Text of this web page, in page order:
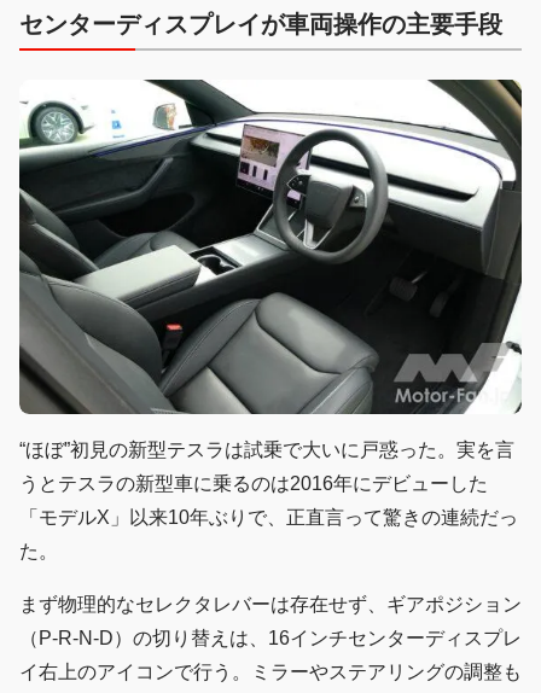
センターディスプレイが車両操作の主要手段
“ほぼ”初見の新型テスラは試乗で大いに戸惑った。実を言
うとテスラの新型車に乗るのは2016年にデビューした
「モデルX」以来10年ぶりで、正直言って驚きの連続だっ
た。
まず物理的なセレクタレバーは存在せず、ギアポジション
（P-R-N-D）の切り替えは、16インチセンターディスプレ
イ右上のアイコンで行う。ミラーやステアリングの調整も